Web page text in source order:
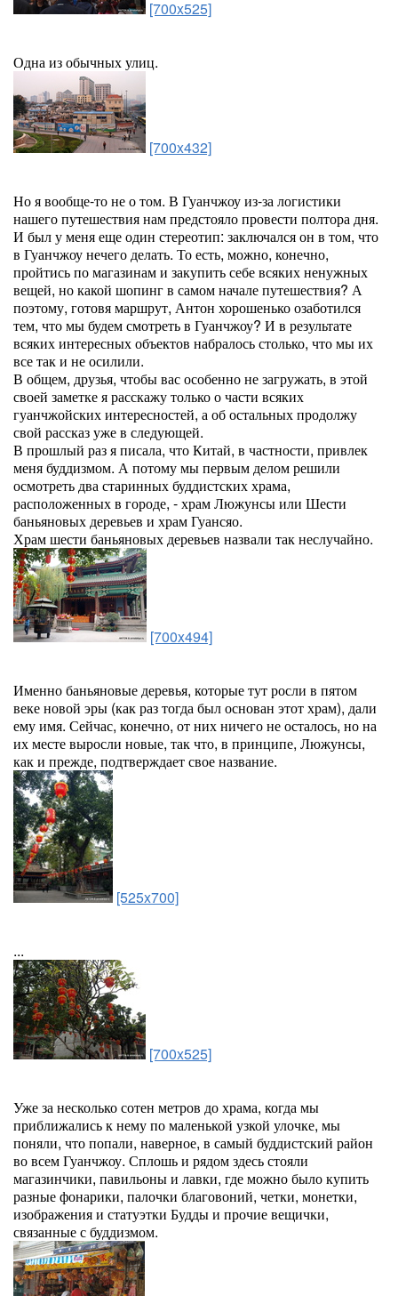
[700x525]
Одна из обычных улиц.
[700x432]
Но я вообще-то не о том. В Гуанчжоу из-за логистики
нашего путешествия нам предстояло провести полтора дня.
И был у меня еще один стереотип: заключался он в том, что
в Гуанчжоу нечего делать. То есть, можно, конечно,
пройтись по магазинам и закупить себе всяких ненужных
вещей, но какой шопинг в самом начале путешествия? А
поэтому, готовя маршрут, Антон хорошенько озаботился
тем, что мы будем смотреть в Гуанчжоу? И в результате
всяких интересных объектов набралось столько, что мы их
все так и не осилили.
В общем, друзья, чтобы вас особенно не загружать, в этой
своей заметке я расскажу только о части всяких
гуанчжойских интересностей, а об остальных продолжу
свой рассказ уже в следующей.
В прошлый раз я писала, что Китай, в частности, привлек
меня буддизмом. А потому мы первым делом решили
осмотреть два старинных буддистских храма,
расположенных в городе, - храм Люжунсы или Шести
баньяновых деревьев и храм Гуансяо.
Храм шести баньяновых деревьев назвали так неслучайно.
[700x494]
Именно баньяновые деревья, которые тут росли в пятом
веке новой эры (как раз тогда был основан этот храм), дали
ему имя. Сейчас, конечно, от них ничего не осталось, но на
их месте выросли новые, так что, в принципе, Люжунсы,
как и прежде, подтверждает свое название.
[525x700]
...
[700x525]
Уже за несколько сотен метров до храма, когда мы
приближались к нему по маленькой узкой улочке, мы
поняли, что попали, наверное, в самый буддистский район
во всем Гуанчжоу. Сплошь и рядом здесь стояли
магазинчики, павильоны и лавки, где можно было купить
разные фонарики, палочки благовоний, четки, монетки,
изображения и статуэтки Будды и прочие вещички,
связанные с буддизмом.